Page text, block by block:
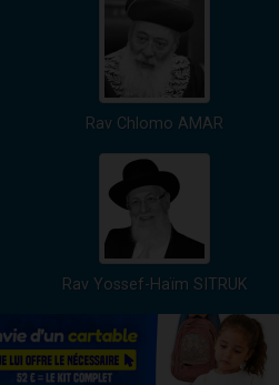
Rav Chlomo AMAR
Rav Yossef-Haïm SITRUK